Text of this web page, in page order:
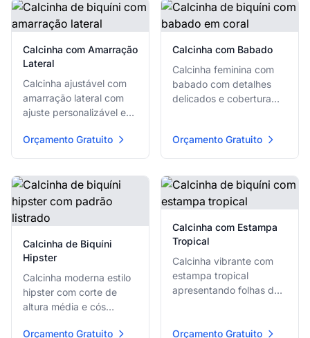
Calcinha com Amarração
Lateral
Calcinha ajustável com
amarração lateral com
ajuste personalizável e
divertidos nos quadris.
Orçamento Gratuito
Calcinha com Babado
Calcinha feminina com
babado com detalhes
delicados e cobertura
Orçamento Gratuito
Calcinha de Biquíni
Hipster
Calcinha moderna estilo
hipster com corte de
altura média e cós
Orçamento Gratuito
Calcinha com Estampa
Tropical
Calcinha vibrante com
estampa tropical
apresentando folhas de
do sol.
Orçamento Gratuito